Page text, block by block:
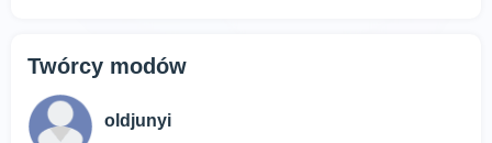
Twórcy modów
oldjunyi